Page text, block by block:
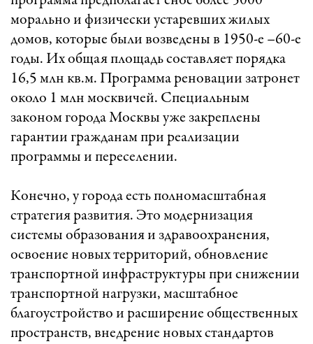
морально и физически устаревших жилых
домов, которые были возведены в 1950-е –60-е
годы. Их общая площадь составляет порядка
16,5 млн кв.м. Программа реновации затронет
около 1 млн москвичей. Специальным
законом города Москвы уже закреплены
гарантии гражданам при реализации
программы и переселении.
Конечно, у города есть полномасштабная
стратегия развития. Это модернизация
системы образования и здравоохранения,
освоение новых территорий, обновление
транспортной инфраструктуры при снижении
транспортной нагрузки, масштабное
благоустройство и расширение общественных
пространств, внедрение новых стандартов